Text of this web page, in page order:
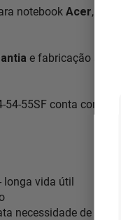
notebook Acer,
e fabricação
55SF conta com
longa vida útil
necessidade de seu